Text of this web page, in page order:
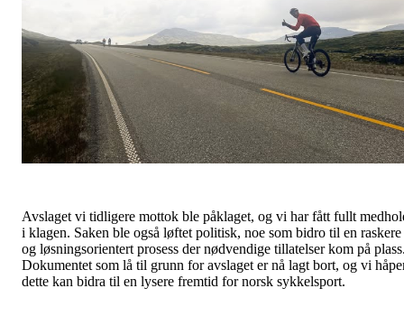
Avslaget vi tidligere mottok ble påklaget, og vi har fått fullt
i klagen. Saken ble også løftet politisk, noe som bidro til en raskere
og løsningsorientert prosess der nødvendige tillatelser kom på
Dokumentet som lå til grunn for avslaget er nå lagt bort, og vi
dette kan bidra til en lysere fremtid for norsk sykkelsport.